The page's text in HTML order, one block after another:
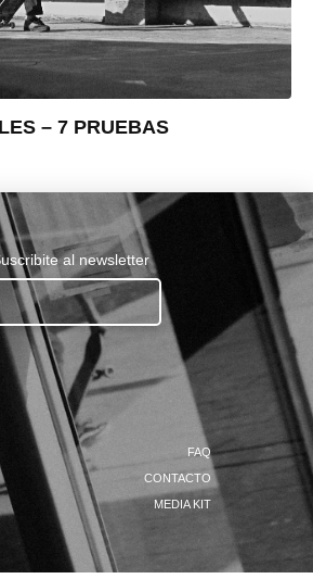
– 7 PRUEBAS
al newsletter
Ingresa tu email.......
FAQ
CONTACTO
MEDIA KIT